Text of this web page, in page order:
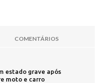
COMENTÁRIOS
estado grave após
moto e carro